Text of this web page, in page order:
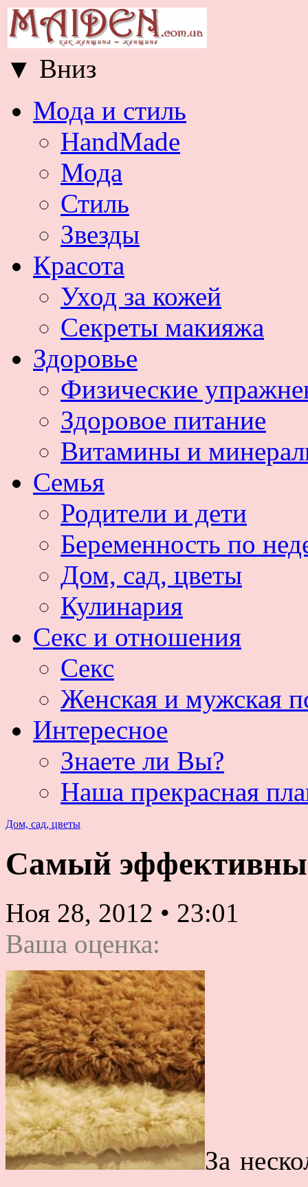
▼ Вниз
Мода и стиль
HandMade
Мода
Стиль
Звезды
Красота
Уход за кожей
Секреты макияжа
Здоровье
Физические
Здоровое питание
Витамины и
Семья
Родители и дети
Беременность по
Дом, сад, цветы
Кулинария
Секс и отношения
Секс
Женская и мужская
Интересное
Знаете ли Вы?
Наша прекрасная
Дом, сад, цветы
Самый
Ноя 28, 2012 • 23:01
Ваша оценка:
За